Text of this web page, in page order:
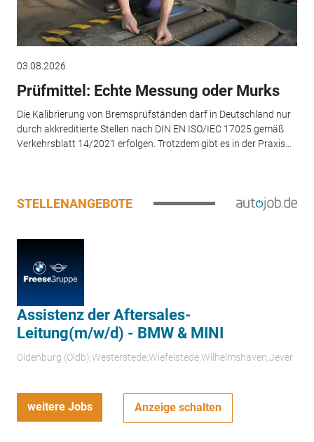
03.08.2026
Prüfmittel: Echte Messung oder Murks
Die Kalibrierung von Bremsprüfständen darf in Deutschland nur
durch akkreditierte Stellen nach DIN EN ISO/IEC 17025 gemäß
Verkehrsblatt 14/2021 erfolgen. Trotzdem gibt es in der Praxis...
STELLENANGEBOTE
Assistenz der Aftersales-
Leitung(m/w/d) - BMW & MINI
Oldenburg (Oldb);Westerstede;Wiefelstede;Wilhelmshaven;Jever
weitere Jobs Anzeige schalten